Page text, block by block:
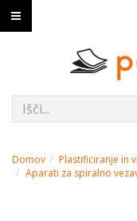
Domov Plastificiranje in
Aparati za spiralno